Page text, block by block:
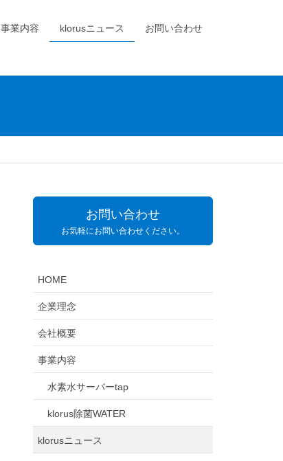
事業内容 klorusニュース お問い合わせ
お問い合わせ
お気軽にお問い合わせください。
HOME
企業理念
会社概要
事業内容
水素水サーバーtap
klorus除菌WATER
klorusニュース